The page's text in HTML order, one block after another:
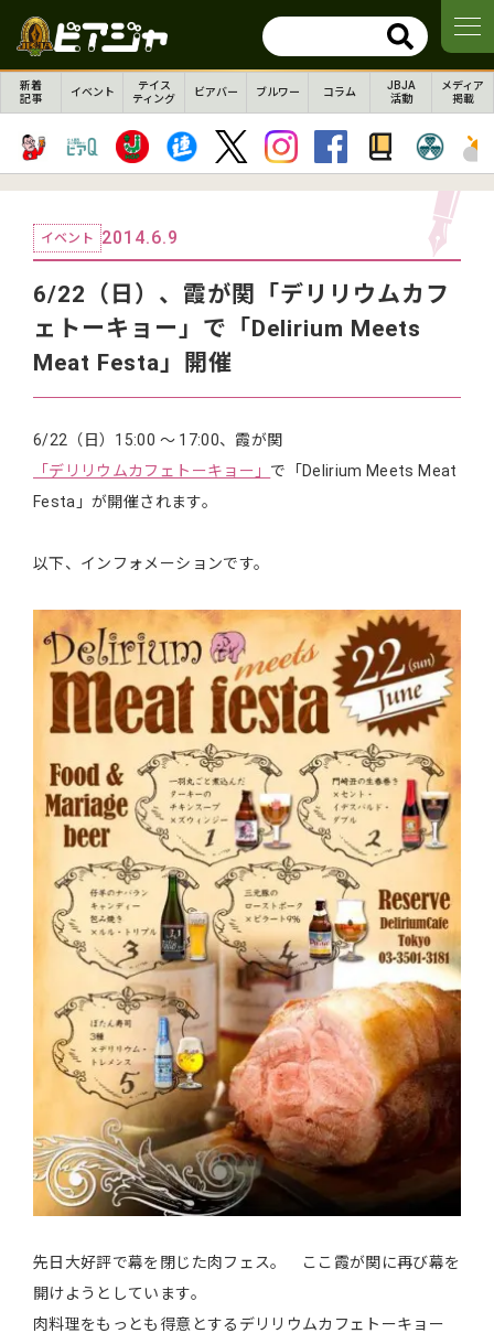
新着
記事
イベント
テイス
ティング
ビアバー ブルワー コラム
JBJA
活動
メディア
掲載
イベント 2014.6.9
6/22（日）、霞が関「デリリウムカフ
ェトーキョー」で「Delirium Meets
Meat Festa」開催
6/22（日）15:00 ～ 17:00、霞が関
「デリリウムカフェトーキョー」 で「Delirium Meets Meat
Festa」が開催されます。
以下、インフォメーションです。
先日大好評で幕を閉じた肉フェス。 ここ霞が関に再び幕を
開けようとしています。
肉料理をもっとも得意とするデリリウムカフェトーキョー